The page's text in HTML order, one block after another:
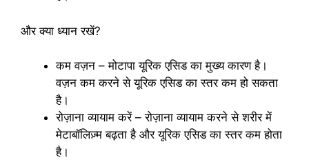
और क्या ध्यान रखें?
कम वज़न – मोटापा यूरिक एसिड का मुख्य कारण है।
वज़न कम करने से यूरिक एसिड का स्तर कम हो सकता
है।
रोज़ाना व्यायाम करें – रोज़ाना व्यायाम करने से शरीर में
मेटाबॉलिज़्म बढ़ता है और यूरिक एसिड का स्तर कम होता
है।